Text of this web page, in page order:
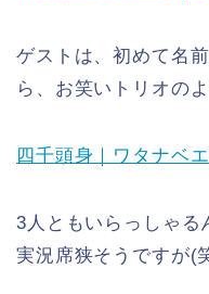
ゲストは、初めて名
ら、お笑いトリオのよ
四千頭身｜ワタナベ
3人ともいらっしゃる
実況席狭そうですが(